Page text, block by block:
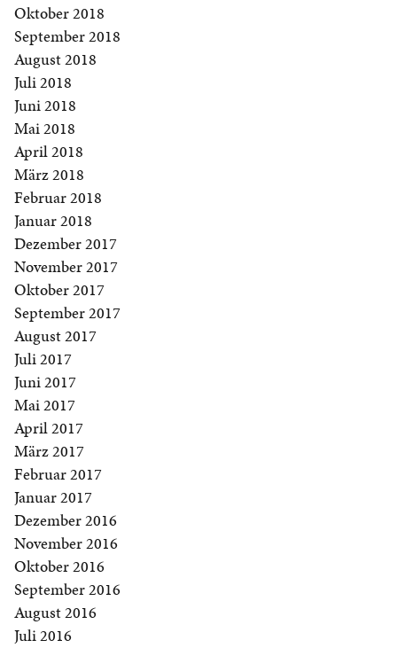
Oktober 2018
September 2018
August 2018
Juli 2018
Juni 2018
Mai 2018
April 2018
März 2018
Februar 2018
Januar 2018
Dezember 2017
November 2017
Oktober 2017
September 2017
August 2017
Juli 2017
Juni 2017
Mai 2017
April 2017
März 2017
Februar 2017
Januar 2017
Dezember 2016
November 2016
Oktober 2016
September 2016
August 2016
Juli 2016